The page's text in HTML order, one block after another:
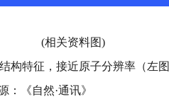
(相关资料图)
构特征，接近原子分辨率（左
《自然·通讯》